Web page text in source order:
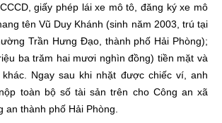
giấy phép lái xe mô tô, đăng ký xe mô
tên Vũ Duy Khánh (sinh năm 2003, trú tại
Trần Hưng Đạo, thành phố Hải Phòng);
ba trăm hai mươi nghìn đồng) tiền mặt và
Ngay sau khi nhặt được chiếc ví, anh
toàn bộ số tài sản trên cho Công an xã
an thành phố Hải Phòng.